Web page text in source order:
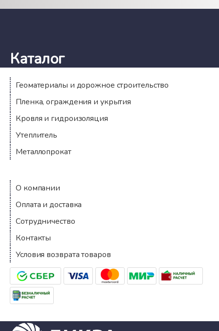
Каталог
Геоматериалы и дорожное строительство
Пленка, ограждения и укрытия
Кровля и гидроизоляция
Утеплитель
Металлопрокат
Компания
О компании
Оплата и доставка
Сотрудничество
Контакты
Условия возврата товаров